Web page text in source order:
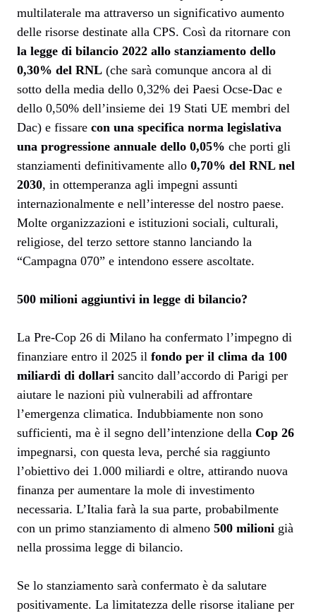
multilaterale ma attraverso un significativo aumento
delle risorse destinate alla CPS. Così da ritornare con
la legge di bilancio 2022 allo stanziamento dello
0,30% del RNL (che sarà comunque ancora al di
sotto della media dello 0,32% dei Paesi Ocse-Dac e
dello 0,50% dell’insieme dei 19 Stati UE membri del
Dac) e fissare con una specifica norma legislativa
una progressione annuale dello 0,05% che porti gli
stanziamenti definitivamente allo 0,70% del RNL nel
2030, in ottemperanza agli impegni assunti
internazionalmente e nell’interesse del nostro paese.
Molte organizzazioni e istituzioni sociali, culturali,
religiose, del terzo settore stanno lanciando la
“Campagna 070” e intendono essere ascoltate.
500 milioni aggiuntivi in legge di bilancio?
La Pre-Cop 26 di Milano ha confermato l’impegno di
finanziare entro il 2025 il fondo per il clima da 100
miliardi di dollari sancito dall’accordo di Parigi per
aiutare le nazioni più vulnerabili ad affrontare
l’emergenza climatica. Indubbiamente non sono
sufficienti, ma è il segno dell’intenzione della Cop 26
impegnarsi, con questa leva, perché sia raggiunto
l’obiettivo dei 1.000 miliardi e oltre, attirando nuova
finanza per aumentare la mole di investimento
necessaria. L’Italia farà la sua parte, probabilmente
con un primo stanziamento di almeno 500 milioni già
nella prossima legge di bilancio.
Se lo stanziamento sarà confermato è da salutare
positivamente. La limitatezza delle risorse italiane per